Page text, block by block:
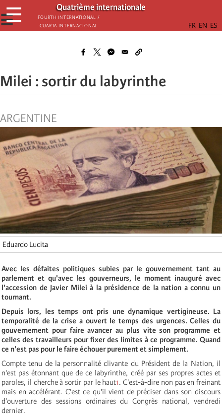
Skip
to
main
Quatrième internationale
Fourth International /
Cuarta Internacional
☰
☰
Milei : sortir du labyrinthe
ARGENTINE
Eduardo Lucita
Avec les défaites politiques subies par le gouvernement tant au
parlement et qu'avec les gouverneurs, le moment inauguré avec
l'accession de Javier Milei à la présidence de la nation a connu un
tournant.
Depuis lors, les temps ont pris une dynamique vertigineuse. La
temporalité de la crise a ouvert le temps des urgences. Celles du
gouvernement pour faire avancer au plus vite son programme et
celles des travailleurs pour fixer des limites à ce programme. Quand
ce n'est pas pour le faire échouer purement et simplement.
Compte tenu de la personnalité clivante du Président de la Nation, il
n'est pas étonnant que de ce labyrinthe, créé par ses propres actes et
paroles, il cherche à sortir par le haut1. C'est-à-dire non pas en freinant
mais en accélérant. C'est ce qu'il vient de préciser dans son discours
d'ouverture des sessions ordinaires du Congrès national, vendredi
dernier.